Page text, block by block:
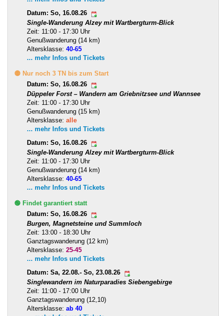
Datum: So, 16.08.26
Single-Wanderung Alzey mit Wartbergturm-Blick
Zeit: 11:00 - 17:30 Uhr
Genußwanderung (14 km)
Altersklasse: 40-65
... mehr Infos und Tickets
🟡 Nur noch 3 TN bis zum Start
Datum: So, 16.08.26
Düppeler Forst – Wandern am Griebnitzsee und Wannsee
Zeit: 11:00 - 17:30 Uhr
Genußwanderung (15 km)
Altersklasse: alle
... mehr Infos und Tickets
Datum: So, 16.08.26
Single-Wanderung Alzey mit Wartbergturm-Blick
Zeit: 11:00 - 17:30 Uhr
Genußwanderung (14 km)
Altersklasse: 40-65
... mehr Infos und Tickets
🟢 Findet garantiert statt
Datum: So, 16.08.26
Burgen, Magnetsteine und Summloch
Zeit: 13:00 - 18:30 Uhr
Ganztagswanderung (12 km)
Altersklasse: 25-45
... mehr Infos und Tickets
Datum: Sa, 22.08.- So, 23.08.26
Singlewandern im Naturparadies Siebengebirge
Zeit: 11:00 - 17:00 Uhr
Ganztagswanderung (12,10)
Altersklasse: ab 40